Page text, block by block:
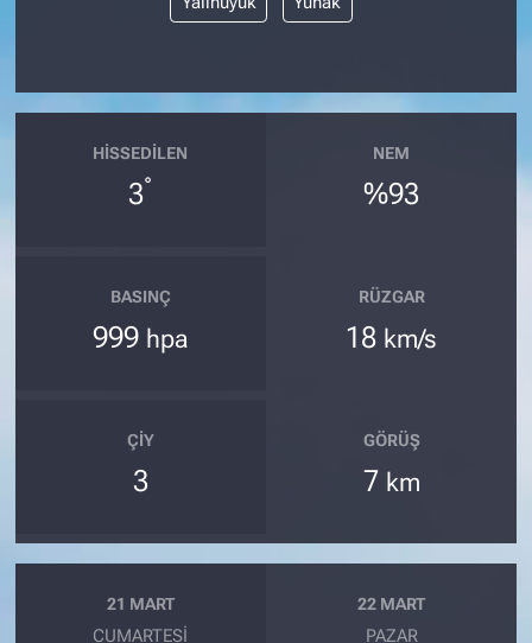
HISSEDILEN
3°
NEM
%93
BASINÇ
999 hpa
RÜZGAR
18 km/s
ÇIY
3
GÖRÜŞ
7 km
21 MART
CUMARTESI
22 MART
PAZAR